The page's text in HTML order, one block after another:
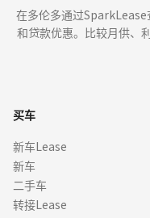
在多伦多通过
和贷款优惠。比较月供、
买车
新车Lease
新车
二手车
转接Lease